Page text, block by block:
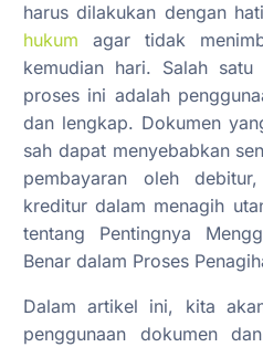
harus dilakukan dengan
hukum agar tidak
kemudian hari. Salah
proses ini adalah
dan lengkap. Dokumen
sah dapat menyebabkan
pembayaran oleh
kreditur dalam menagih
tentang Pentingnya
Benar dalam Proses
Dalam artikel ini, kita
penggunaan dokumen